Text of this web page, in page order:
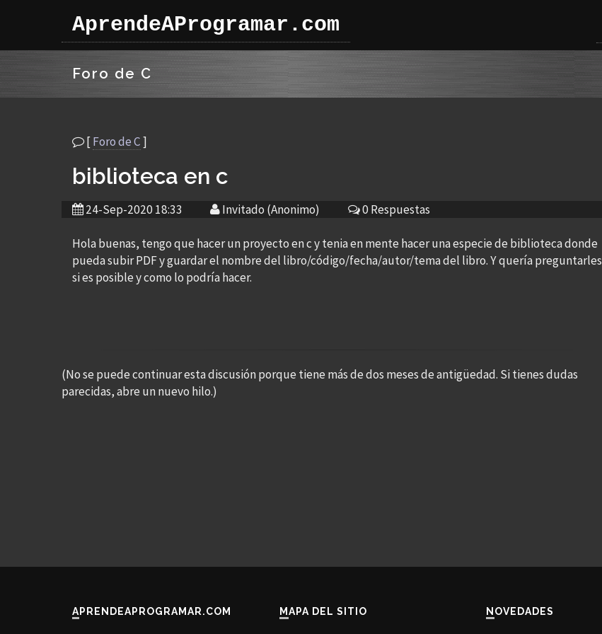
AprendeAProgramar.com
Foro de C
[Foro de C]
biblioteca en c
24-Sep-2020 18:33 Invitado (Anonimo) 0 Respuestas
Hola buenas, tengo que hacer un proyecto en c y tenia en mente hacer una especie de biblioteca donde
pueda subir PDF y guardar el nombre del libro/código/fecha/autor/tema del libro. Y quería preguntarles
si es posible y como lo podría hacer.
(No se puede continuar esta discusión porque tiene más de dos meses de antigüedad. Si tienes dudas
parecidas, abre un nuevo hilo.)
APRENDEAPROGRAMAR.COM MAPA DEL SITIO NOVEDADES